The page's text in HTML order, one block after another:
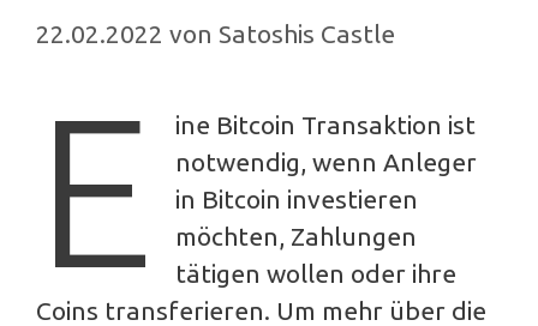
22.02.2022 von Satoshis Castle
E
ine Bitcoin Transaktion ist
notwendig, wenn Anleger
in Bitcoin investieren
möchten, Zahlungen
tätigen wollen oder ihre
Coins transferieren. Um mehr über die